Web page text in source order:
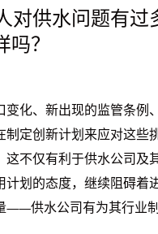
对供水问题有
？
变化、新出现的监管条例
制定创新计划来应对这些
这不仅有利于供水公司及
计划的态度，继续阻碍
——供水公司有为其行业